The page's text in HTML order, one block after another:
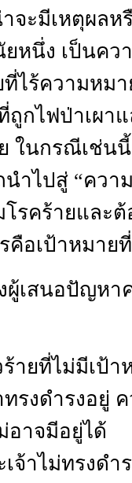
จะมีเหตุผล
หนึ่ง เป็นคว
ไร้ความหมา
ถูกไฟป่าเผ
ในกรณีเช่น
นำไปสู่ “ควา
รคร้ายและ
คือเป้าหมาย
ผู้เสนอปัญหา
ายที่ไม่มีเป้
ทรงดำรงอยู่
อาจมีอยู่ได้
จ้าไม่ทรงดำ